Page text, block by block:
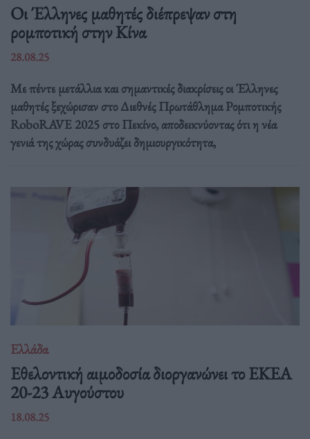
Οι Έλληνες μαθητές διέπρεψαν στη
ρομποτική στην Κίνα
28.08.25
Με πέντε μετάλλια και σημαντικές διακρίσεις οι Έλληνες
μαθητές ξεχώρισαν στο Διεθνές Πρωτάθλημα Ρομποτικής
RoboRAVE 2025 στο Πεκίνο, αποδεικνύοντας ότι η νέα
γενιά της χώρας συνδυάζει δημιουργικότητα,
Ελλάδα
Eθελοντική αιμοδοσία διοργανώνει το ΕΚΕΑ
20-23 Αυγούστου
18.08.25